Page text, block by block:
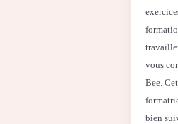
vous
Bee.
bien